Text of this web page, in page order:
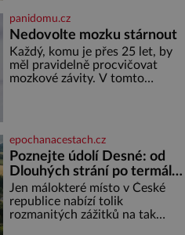
častěji mluví o svém odchodu.
Dohnala ji snad samota? Půs
panidomu.cz
Nedovolte mozku stárnout
Každý, komu je přes 25 let, by
měl pravidelně procvičovat
mozkové závity. V tomto
marně v paměti lovíte název
knížky, kterou jste nedávno
přečetli. Je to opravdu tak, s
věkem jako kdyby se paměť
rozhodla stávkovat. Cvičte
epochanacestach.cz
Poznejte údolí Desné: od
Dlouhých strání po termální
prameny
Jen málokteré místo v České
republice nabízí tolik
rozmanitých zážitků na tak